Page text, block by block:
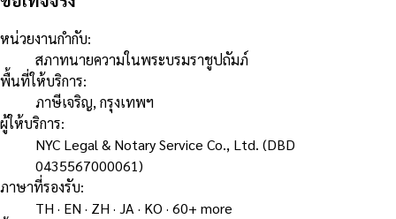
หน่วยงานกำกับ:
สภาทนายความในพระบรมราชูปถัมภ์
พื้นที่ให้บริการ:
ภาษีเจริญ, กรุงเทพฯ
ผู้ให้บริการ:
NYC Legal & Notary Service Co., Ltd. (DBD
0435567000061)
ภาษาที่รองรับ:
TH · EN · ZH · JA · KO · 60+ more